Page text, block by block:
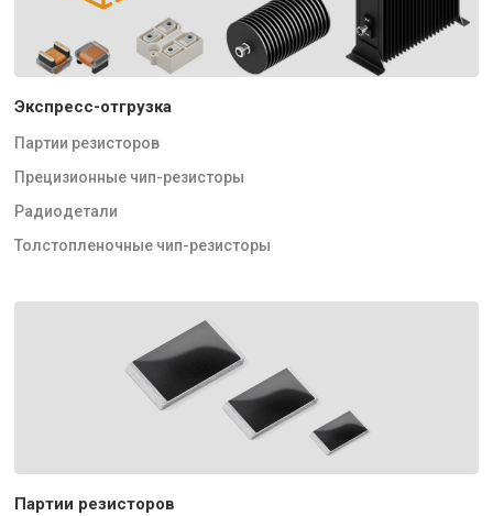
Экспресс-отгрузка
Партии резисторов
Прецизионные чип-резисторы
Радиодетали
Толстопленочные чип-резисторы
Партии резисторов